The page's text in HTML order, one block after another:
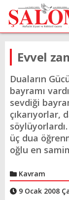
Evvel
Duaların
bayramı
sevdiği
çıkarıyorlar,
üç dua
oğlu en
Kavram
9 Ocak 2008